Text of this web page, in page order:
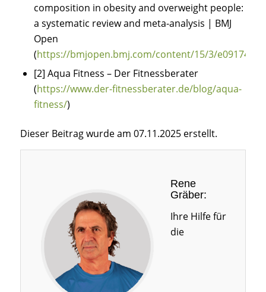
composition in obesity and overweight people:
a systematic review and meta-analysis | BMJ
Open
(https://bmjopen.bmj.com/content/15/3/e091743
[2] Aqua Fitness – Der Fitnessberater
(https://www.der-fitnessberater.de/blog/aqua-
fitness/)
Dieser Beitrag wurde am 07.11.2025 erstellt.
Rene
Gräber:
Ihre Hilfe für
die